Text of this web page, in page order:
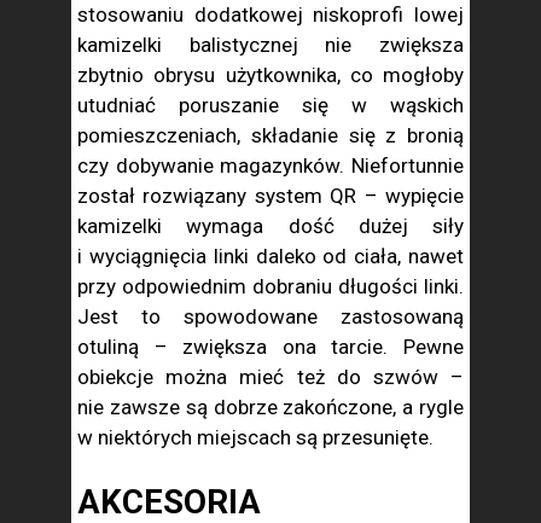
stosowaniu dodatkowej niskoprofi lowej
kamizelki balistycznej nie zwiększa
zbytnio obrysu użytkownika, co mogłoby
utudniać poruszanie się w wąskich
pomieszczeniach, składanie się z bronią
czy dobywanie magazynków. Niefortunnie
został rozwiązany system QR – wypięcie
kamizelki wymaga dość dużej siły
i wyciągnięcia linki daleko od ciała, nawet
przy odpowiednim dobraniu długości linki.
Jest to spowodowane zastosowaną
otuliną – zwiększa ona tarcie. Pewne
obiekcje można mieć też do szwów –
nie zawsze są dobrze zakończone, a rygle
w niektórych miejscach są przesunięte.
AKCESORIA